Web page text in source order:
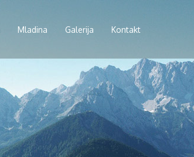
Mladina Galerija Kontakt